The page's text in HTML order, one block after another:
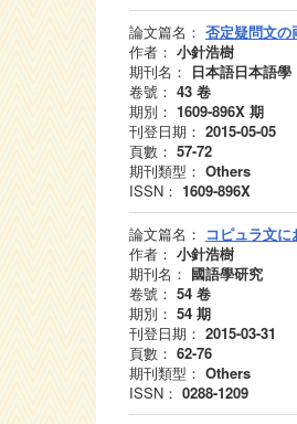
論文篇名： 否定疑問文の
作者： 小針浩樹
期刊名： 日本語日本語學
卷號： 43 卷
期別： 1609-896X 期
刊登日期： 2015-05-05
頁數： 57-72
期刊類型： Others
ISSN： 1609-896X
論文篇名： コピュラ文
作者： 小針浩樹
期刊名： 國語學研究
卷號： 54 卷
期別： 54 期
刊登日期： 2015-03-31
頁數： 62-76
期刊類型： Others
ISSN： 0288-1209